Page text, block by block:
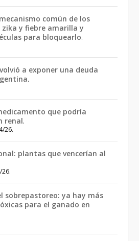
común de los
zika y fiebre amarilla y
para bloquearlo.
a exponer una deuda
.
que podría
renal.
26.
plantas que vencerían al
26.
sobrepastoreo: ya hay más
para el ganado en